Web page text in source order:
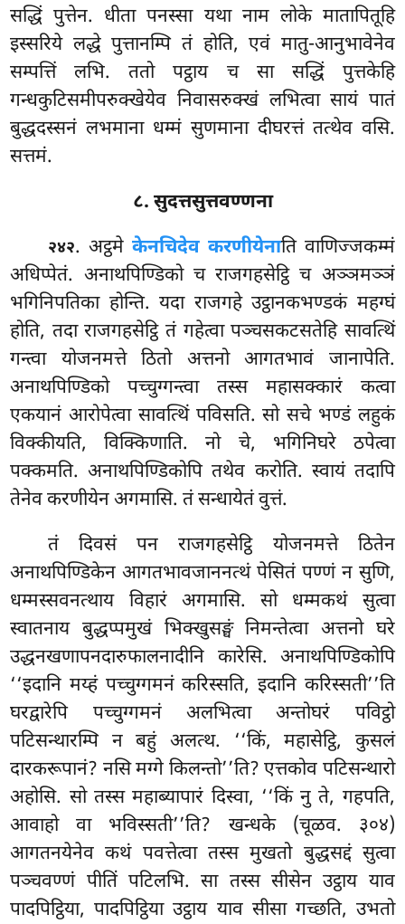
सद्धिं पुत्तेन. धीता पनस्सा यथा नाम लोके मातापितूहि
इस्सरिये लद्धे पुत्तानम्पि तं होति, एवं मातु-आनुभावेनेव
सम्पत्तिं लभि. ततो पट्ठाय च सा सद्धिं पुत्तकेहि
गन्धकुटिसमीपरुक्खेयेव निवासरुक्खं लभित्वा सायं पातं
बुद्धदस्सनं लभमाना धम्मं सुणमाना दीघरत्तं तत्थेव वसि.
सत्तमं.
८. सुदत्तसुत्तवण्णना
२४२. अट्ठमे केनचिदेव करणीयेनाति वाणिज्जकम्मं
अधिप्पेतं. अनाथपिण्डिको च राजगहसेट्ठि च अञ्ञमञ्ञं
भगिनिपतिका होन्ति. यदा राजगहे उट्ठानकभण्डकं महग्घं
होति, तदा राजगहसेट्ठि तं गहेत्वापञ्चसकटसतेहि सावत्थिं
गन्त्वा योजनमत्ते ठितो अत्तनोआगतभावं जानापेति.
अनाथपिण्डिको पच्चुग्गन्त्वा तस्स महासक्कारं कत्वा
एकयानं आरोपेत्वा सावत्थिं पविसति. सो सचे भण्डं लहुकं
विक्कीयति, विक्किणाति. नो चे, भगिनिघरे ठपेत्वा
पक्कमति. अनाथपिण्डिकोपि तथेव करोति. स्वायं तदापि
तेनेव करणीयेन अगमासि. तं सन्धायेतं वुत्तं.
तं दिवसं पन राजगहसेट्ठि योजनमत्ते ठितेन
अनाथपिण्डिकेन आगतभावजाननत्थं पेसितं पण्णं न सुणि,
धम्मस्सवनत्थाय विहारं अगमासि. सो धम्मकथं सुत्वा
स्वातनाय बुद्धप्पमुखं भिक्खुसङ्घं निमन्तेत्वा अत्तनो घरे
उद्धनखणापनदारुफालनादीनि कारेसि. अनाथपिण्डिकोपि
‘‘इदानि मय्हं पच्चुग्गमनं करिस्सति, इदानि करिस्सती’’ति
घरद्वारेपि पच्चुग्गमनं अलभित्वाअन्तोघरं पविट्ठो
पटिसन्थारम्पि न बहुं अलत्थ. ‘‘किं, महासेट्ठि, कुसलं
दारकरूपानं? नसि मग्गे किलन्तो’’ति? एत्तकोव पटिसन्थारो
अहोसि. सो तस्स महाब्यापारं दिस्वा, ‘‘किं नु ते, गहपति,
आवाहो वा भविस्सती’’ति? खन्धके (चूळव. ३०४)
आगतनयेनेव कथं पवत्तेत्वा तस्स मुखतो बुद्धसद्दं सुत्वा
पञ्चवण्णं पीतिं पटिलभि. सा तस्स सीसेन उट्ठाय याव
पादपिट्ठिया, पादपिट्ठिया उट्ठाय याव सीसा गच्छति, उभतो